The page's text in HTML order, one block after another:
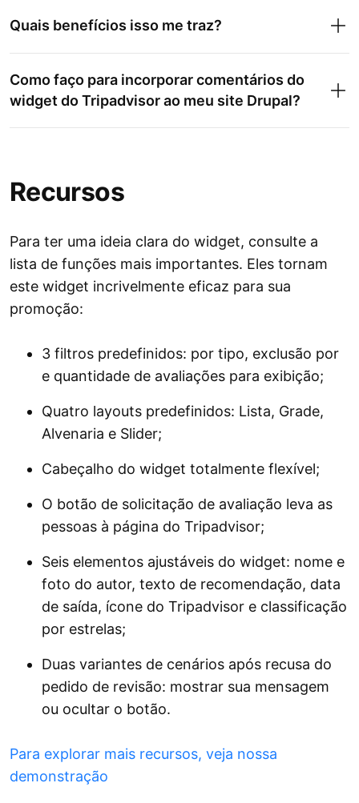
Quais benefícios isso me traz?
Como faço para incorporar comentários do
widget do Tripadvisor ao meu site Drupal?
Recursos
Para ter uma ideia clara do widget, consulte a
lista de funções mais importantes. Eles tornam
este widget incrivelmente eficaz para sua
promoção:
3 filtros predefinidos: por tipo, exclusão por
e quantidade de avaliações para exibição;
Quatro layouts predefinidos: Lista, Grade,
Alvenaria e Slider;
Cabeçalho do widget totalmente flexível;
O botão de solicitação de avaliação leva as
pessoas à página do Tripadvisor;
Seis elementos ajustáveis ​​do widget: nome e
foto do autor, texto de recomendação, data
de saída, ícone do Tripadvisor e classificação
por estrelas;
Duas variantes de cenários após recusa do
pedido de revisão: mostrar sua mensagem
ou ocultar o botão.
Para explorar mais recursos, veja nossa
demonstração